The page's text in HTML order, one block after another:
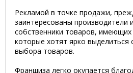
Рекламой в точке продажи,
заинтересованы производители
собственники товаров,
которые хотят ярко выделиться
выбора товаров.
Франшиза легко окупается